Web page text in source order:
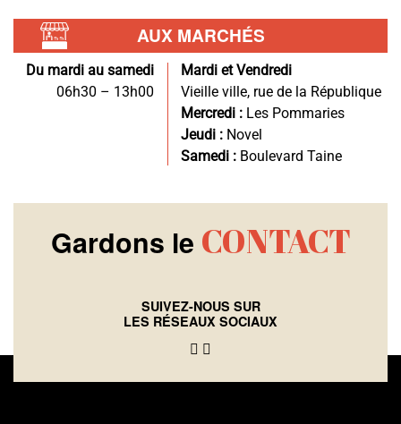
AUX MARCHÉS
Du mardi au samedi
06h30 – 13h00
Mardi et Vendredi
Vieille ville, rue de la République
Mercredi : Les Pommaries
Jeudi : Novel
Samedi : Boulevard Taine
Gardons le CONTACT
SUIVEZ-NOUS SUR
LES RÉSEAUX SOCIAUX